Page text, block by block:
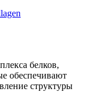
белков,
обеспечивают
структуры